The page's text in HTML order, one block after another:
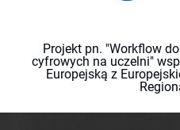
Projekt pn. "Workflow
cyfrowych na uczelni"
Europejską z